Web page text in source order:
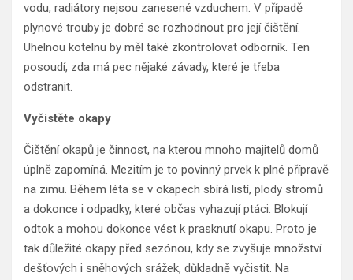
vodu, radiátory nejsou zanesené vzduchem. V případě
plynové trouby je dobré se rozhodnout pro její čištění.
Uhelnou kotelnu by měl také zkontrolovat odborník. Ten
posoudí, zda má pec nějaké závady, které je třeba
odstranit.
Vyčistěte okapy
Čištění okapů je činnost, na kterou mnoho majitelů domů
úplně zapomíná. Mezitím je to povinný prvek k plné přípravě
na zimu. Během léta se v okapech sbírá listí, plody stromů
a dokonce i odpadky, které občas vyhazují ptáci. Blokují
odtok a mohou dokonce vést k prasknutí okapu. Proto je
tak důležité okapy před sezónou, kdy se zvyšuje množství
dešťových i sněhových srážek, důkladně vyčistit. Na